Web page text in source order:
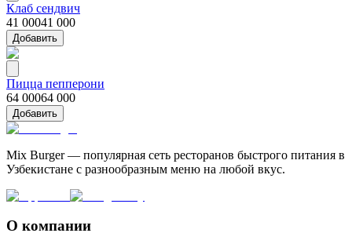
Клаб сендвич
41 00041 000
Добавить
Пицца пепперони
64 00064 000
Добавить
Mix Burger — популярная сеть ресторанов быстрого питания в
Узбекистане с разнообразным меню на любой вкус.
О компании